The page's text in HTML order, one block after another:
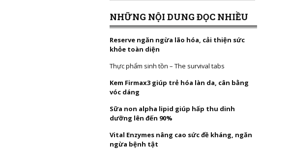
NHỮNG NỘI DUNG ĐỌC NHIỀU
Reserve ngăn ngừa lão hóa, cải thiện sức
khỏe toàn diện
Thực phẩm sinh tồn – The survival tabs
Kem Firmax3 giúp trẻ hóa làn da, cân bằng
vóc dáng
Sữa non alpha lipid giúp hấp thu dinh
dưỡng lên đến 90%
Vital Enzymes nâng cao sức đề kháng, ngăn
ngừa bệnh tật